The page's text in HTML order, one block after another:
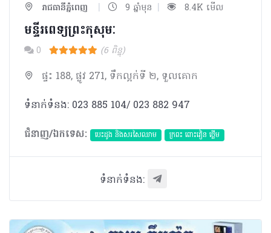
រាជធានីភ្នំពេញ | 9 ឆ្នាំមុន | 8.4K មើល
មន្ទីរពេទ្យព្រះកុសុមៈ
0 (6 ពិន្ទុ)
ផ្ទះ 188, ផ្លូវ 271, ទឹកល្អក់ទី ២, ទួលគោក
ទំនាក់ទំនង: 023 885 104/ 023 882 947
ជំនាញ/ឯកទេស:
បេះដូង​ និងសរសៃឈាម ក្រពះ ពោះវៀន ថ្លើម
ទំនាក់ទំនង: